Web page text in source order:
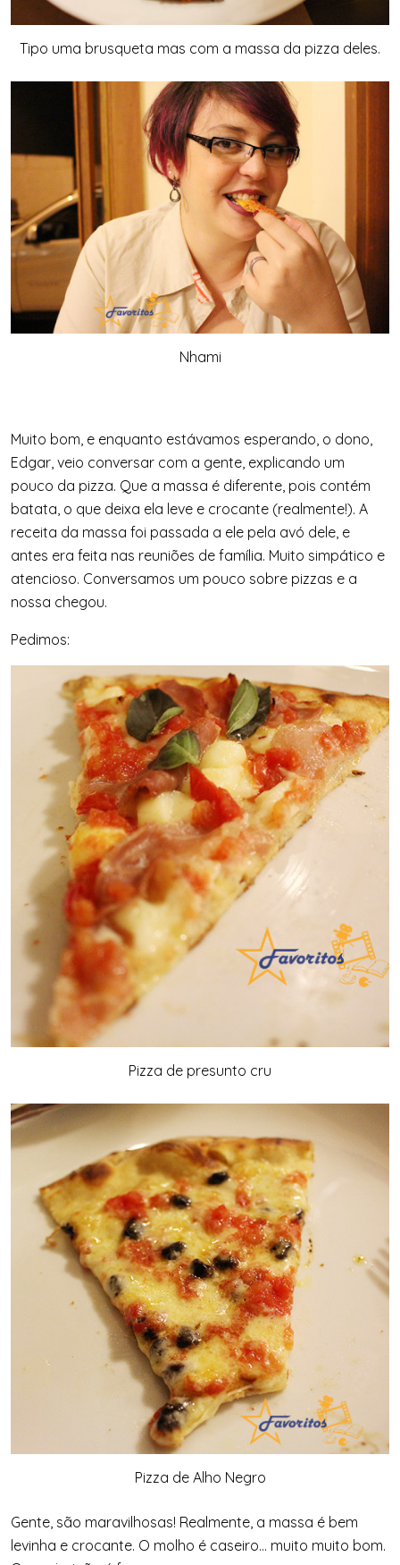
Tipo uma brusqueta mas com a massa da pizza deles.
Nhami
Muito bom, e enquanto estávamos esperando, o dono,
Edgar, veio conversar com a gente, explicando um
pouco da pizza. Que a massa é diferente, pois contém
batata, o que deixa ela leve e crocante (realmente!). A
receita da massa foi passada a ele pela avó dele, e
antes era feita nas reuniões de família. Muito simpático e
atencioso. Conversamos um pouco sobre pizzas e a
nossa chegou.
Pedimos:
Pizza de presunto cru
Pizza de Alho Negro
Gente, são maravilhosas! Realmente, a massa é bem
levinha e crocante. O molho é caseiro… muito muito bom.